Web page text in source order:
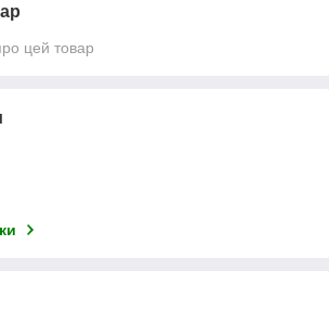
цей товар